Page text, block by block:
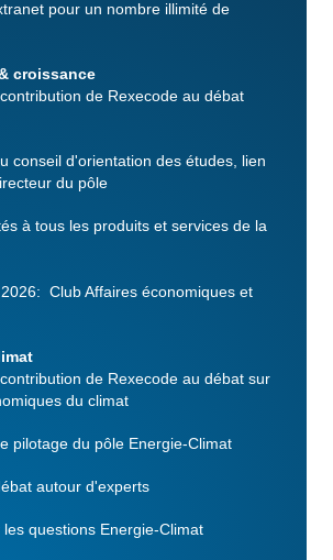
pour un nombre illimité de
croissance
de Rexecode au débat
conseil d'orientation des études, lien
du pôle
à tous les produits et services de la
Club Affaires économiques et
de Rexecode au débat sur
du climat
pilotage du pôle Energie-Climat
autour d'experts
les questions Energie-Climat